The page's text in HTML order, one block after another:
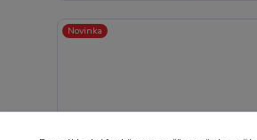
Novinka